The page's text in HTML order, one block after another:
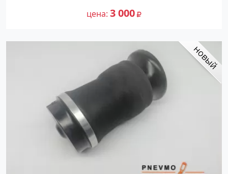
цена 3 000